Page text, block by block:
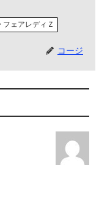
フェアレディＺ
コージ